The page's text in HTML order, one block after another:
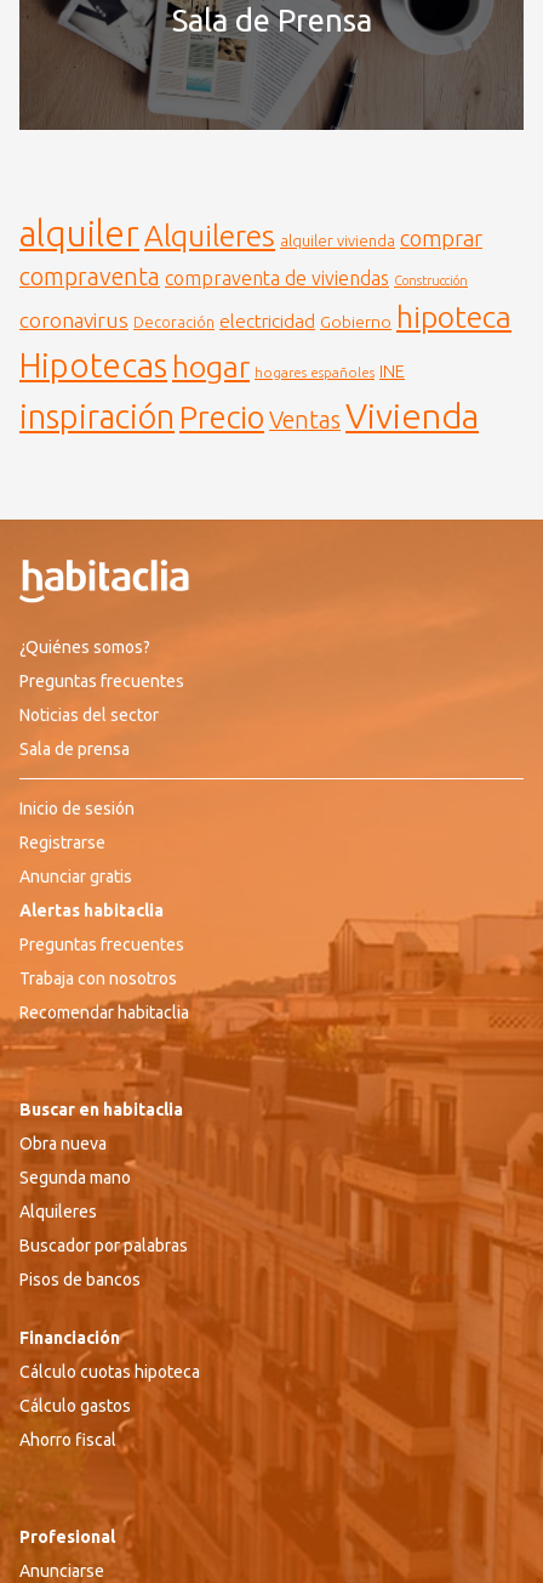
Sala de Prensa
alquilerAlquileres alquiler vivienda comprar
compraventa compraventa de viviendas Construcción
coronavirus Decoración electricidad Gobierno hipoteca
Hipotecas hogar hogares españoles INE
inspiración Precio Ventas Vivienda
¿Quiénes somos?
Preguntas frecuentes
Noticias del sector
Sala de prensa
Inicio de sesión
Registrarse
Anunciar gratis
Alertas habitaclia
Preguntas frecuentes
Trabaja con nosotros
Recomendar habitaclia
Buscar en habitaclia
Obra nueva
Segunda mano
Alquileres
Buscador por palabras
Pisos de bancos
Financiación
Cálculo cuotas hipoteca
Cálculo gastos
Ahorro fiscal
Profesional
Anunciarse